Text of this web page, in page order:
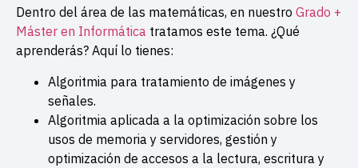
Dentro del área de las matemáticas, en nuestro Grado +
Máster en Informática tratamos este tema. ¿Qué
aprenderás? Aquí lo tienes:
Algoritmia para tratamiento de imágenes y
señales.
Algoritmia aplicada a la optimización sobre los
usos de memoria y servidores, gestión y
optimización de accesos a la lectura, escritura y